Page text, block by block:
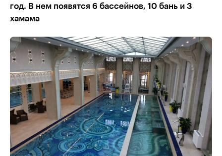
год. В нем появятся 6 бассейнов, 10 бань и 3
хамама